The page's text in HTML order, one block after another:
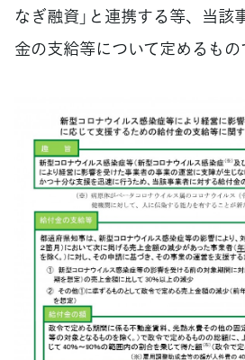
なぎ融資」と連携する等、当該
金の支給等について定めるもの